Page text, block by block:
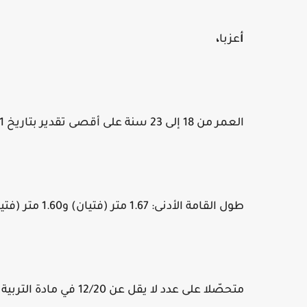
أعزبا،
العمر من 18 إلى 23 سنة على أقصى تقدير بتاريخ 31 ديسمبر 2021
طول القامة الأدنى: 1.67 متر (فتيان) و1.60 متر (فتيات)،
متحصّلا على عدد لا يقل عن 12/20 في مادة التربية البدنية في امتحان البكالوريا،